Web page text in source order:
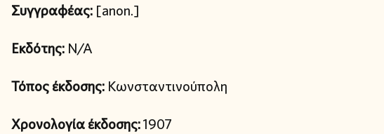
Συγγραφέας: [anon.]
Εκδότης: N/A
Τόπος έκδοσης: Κωνσταντινούπολη
Χρονολογία έκδοσης:1907